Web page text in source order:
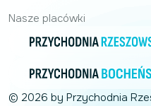
Nasze placówki
© 2026 by Przychodnia